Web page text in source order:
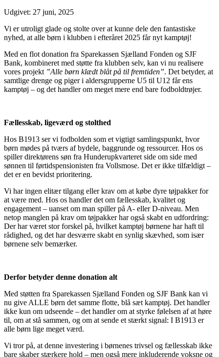
Udgivet: 27 juni, 2025
Vi er utroligt glade og stolte over at kunne dele den fantastiske
nyhed, at alle børn i klubben i efteråret 2025 får nyt kamptøj!
Med en flot donation fra Sparekassen Sjælland Fonden og SJF
Bank, kombineret med støtte fra klubben selv, kan vi nu realisere
vores projekt ”Alle børn klædt blåt på til fremtiden”. Det betyder, at
samtlige drenge og piger i aldersgrupperne U5 til U12 får ens
kamptøj – og det handler om meget mere end bare fodboldtrøjer.
Fællesskab, ligeværd og stolthed
Hos B1913 ser vi fodbolden som et vigtigt samlingspunkt, hvor
børn mødes på tværs af bydele, baggrunde og ressourcer. Hos os
spiller direktørens søn fra Hunderupkvarteret side om side med
sønnen til førtidspensionisten fra Vollsmose. Det er ikke tilfældigt –
det er en bevidst prioritering.
Vi har ingen elitær tilgang eller krav om at købe dyre tøjpakker for
at være med. Hos os handler det om fællesskab, kvalitet og
engagement – uanset om man spiller på A- eller D-niveau. Men
netop manglen på krav om tøjpakker har også skabt en udfordring:
Der har været stor forskel på, hvilket kamptøj børnene har haft til
rådighed, og det har desværre skabt en synlig skævhed, som især
børnene selv bemærker.
Derfor betyder denne donation alt
Med støtten fra Sparekassen Sjælland Fonden og SJF Bank kan vi
nu give ALLE børn det samme flotte, blå sæt kamptøj. Det handler
ikke kun om udseende – det handler om at styrke følelsen af at høre
til, om at stå sammen, og om at sende et stærkt signal: I B1913 er
alle børn lige meget værd.
Vi tror på, at denne investering i børnenes trivsel og fællesskab ikke
bare skaber stærkere hold – men også mere inkluderende voksne og